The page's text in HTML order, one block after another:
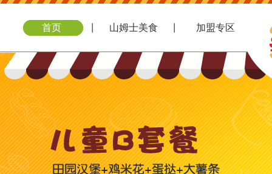
首页 山姆士美食 加盟专区